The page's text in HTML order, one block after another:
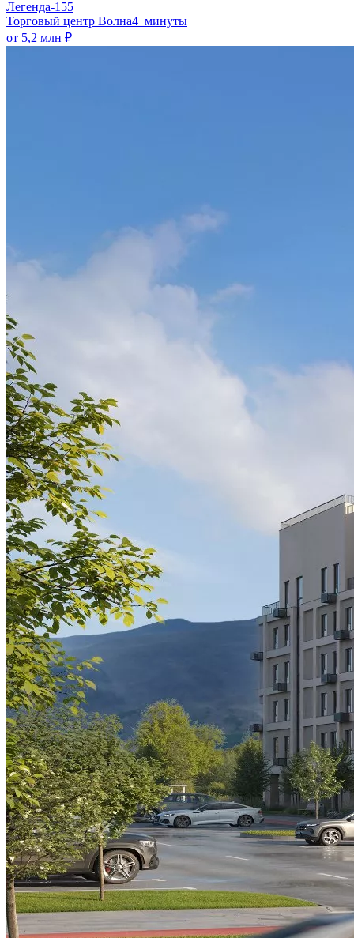
Легенда-155
​Торговый центр Волна4 минуты
от 5,2 млн ₽